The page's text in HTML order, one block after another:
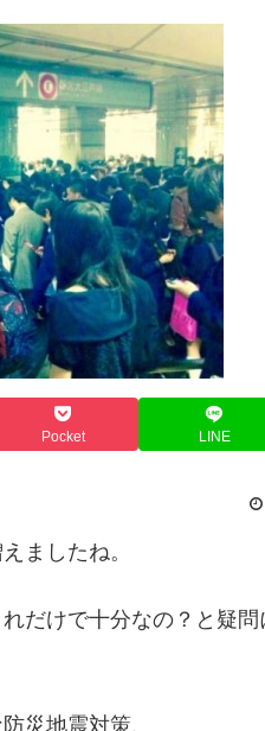
Pocket LINE
ましたね。
だけで十分なの？と疑
災地震対策、